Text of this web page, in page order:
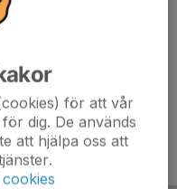
för att vår
dig. De används
att hjälpa oss att